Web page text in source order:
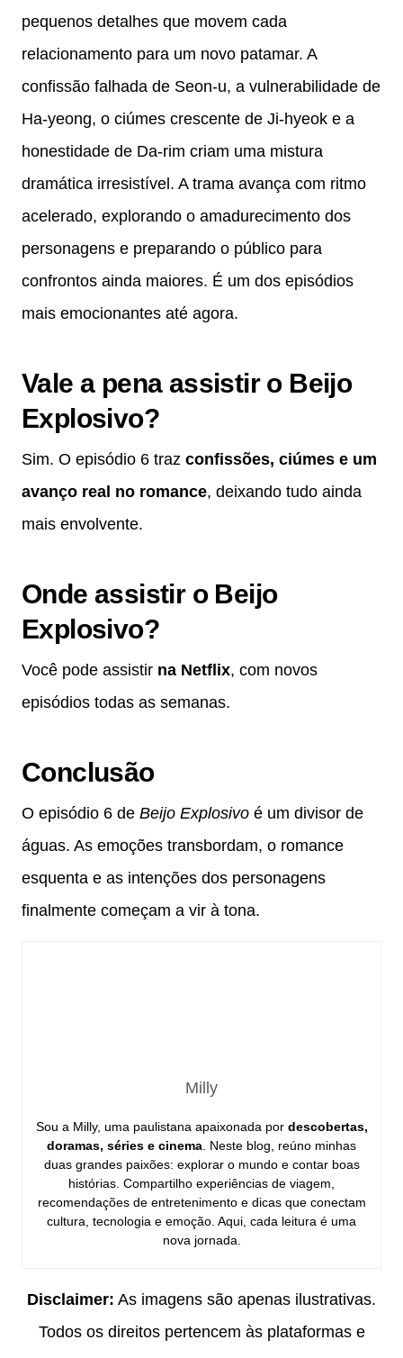
pequenos detalhes que movem cada
relacionamento para um novo patamar. A
confissão falhada de Seon-u, a vulnerabilidade de
Ha-yeong, o ciúmes crescente de Ji-hyeok e a
honestidade de Da-rim criam uma mistura
dramática irresistível. A trama avança com ritmo
acelerado, explorando o amadurecimento dos
personagens e preparando o público para
confrontos ainda maiores. É um dos episódios
mais emocionantes até agora.
Vale a pena assistir o Beijo
Explosivo?
Sim. O episódio 6 traz confissões, ciúmes e um
avanço real no romance, deixando tudo ainda
mais envolvente.
Onde assistir o Beijo
Explosivo?
Você pode assistir na Netflix, com novos
episódios todas as semanas.
Conclusão
O episódio 6 de Beijo Explosivo é um divisor de
águas. As emoções transbordam, o romance
esquenta e as intenções dos personagens
finalmente começam a vir à tona.
Milly
Sou a Milly, uma paulistana apaixonada por descobertas,
doramas, séries e cinema . Neste blog, reúno minhas
duas grandes paixões: explorar o mundo e contar boas
histórias. Compartilho experiências de viagem,
recomendações de entretenimento e dicas que conectam
cultura, tecnologia e emoção. Aqui, cada leitura é uma
nova jornada.
Disclaimer: As imagens são apenas ilustrativas.
Todos os direitos pertencem às plataformas e